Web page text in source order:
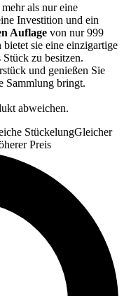
als nur eine
Investition und ein
Auflage von nur 999
sie eine einzigartige
zu besitzen.
und genießen Sie
Sammlung bringt.
abweichen.
StückelungGleicher
Preis